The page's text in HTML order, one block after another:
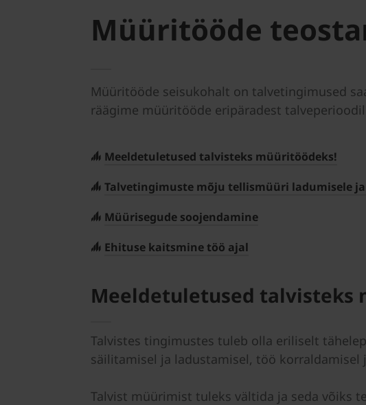
Müüritööde
Müüritööde seisukohalt on talvetingimused
räägime müüritööde eripäradest
Meeldetuletused talvisteks müüritöödeks!
Talvetingimuste mõju tellismüüri ladumisele
Müürisegude soojendamine
Ehituse kaitsmine töö ajal
Meeldetuletused talvisteks
Talvistes tingimustes tuleb olla eriliselt
säilitamisel ja ladustamisel, töö
Talvist müürimist tuleks vältida ja seda võiks